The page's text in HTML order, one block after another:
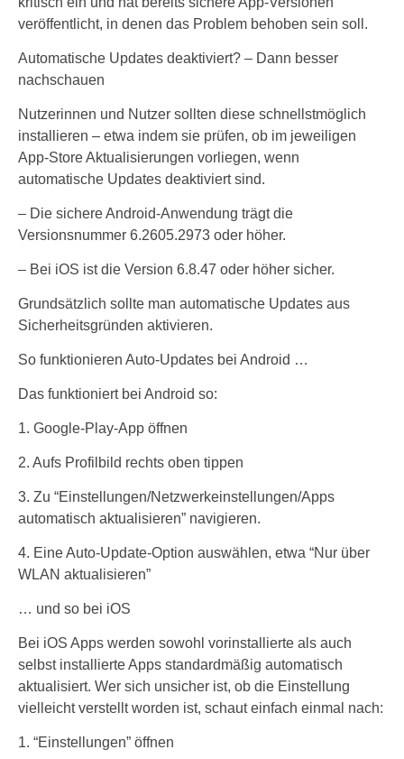
veröffentlicht, in denen das Problem behoben sein soll.
Automatische Updates deaktiviert? – Dann besser
nachschauen
Nutzerinnen und Nutzer sollten diese schnellstmöglich
installieren – etwa indem sie prüfen, ob im jeweiligen
App-Store Aktualisierungen vorliegen, wenn
automatische Updates deaktiviert sind.
– Die sichere Android-Anwendung trägt die
Versionsnummer 6.2605.2973 oder höher.
– Bei iOS ist die Version 6.8.47 oder höher sicher.
Grundsätzlich sollte man automatische Updates aus
Sicherheitsgründen aktivieren.
So funktionieren Auto-Updates bei Android …
Das funktioniert bei Android so:
1. Google-Play-App öffnen
2. Aufs Profilbild rechts oben tippen
3. Zu “Einstellungen/Netzwerkeinstellungen/Apps
automatisch aktualisieren” navigieren.
4. Eine Auto-Update-Option auswählen, etwa “Nur über
WLAN aktualisieren”
… und so bei iOS
Bei iOS Apps werden sowohl vorinstallierte als auch
selbst installierte Apps standardmäßig automatisch
aktualisiert. Wer sich unsicher ist, ob die Einstellung
vielleicht verstellt worden ist, schaut einfach einmal nach:
1. “Einstellungen” öffnen